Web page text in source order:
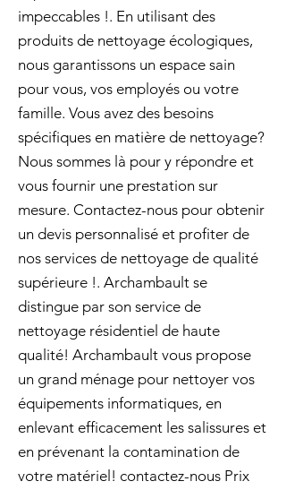
impeccables !. En utilisant des
produits de nettoyage écologiques,
nous garantissons un espace sain
pour vous, vos employés ou votre
famille. Vous avez des besoins
spécifiques en matière de nettoyage?
Nous sommes là pour y répondre et
vous fournir une prestation sur
mesure. Contactez-nous pour obtenir
un devis personnalisé et profiter de
nos services de nettoyage de qualité
supérieure !. Archambault se
distingue par son service de
nettoyage résidentiel de haute
qualité! Archambault vous propose
un grand ménage pour nettoyer vos
équipements informatiques, en
enlevant efficacement les salissures et
en prévenant la contamination de
votre matériel! contactez-nous Prix